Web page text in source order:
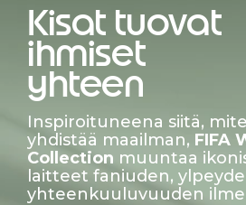
Kisat tuovat
ihmiset
yhteen
Inspiroituneena siitä,
yhdistää maailman, FIFA
Collection muuntaa
laitteet faniuden,
yhteenkuuluvuuden